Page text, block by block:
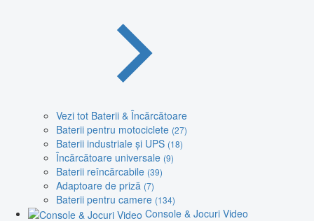
Vezi tot Baterii & Încărcătoare
Baterii pentru motociclete (27)
Baterii industriale și UPS (18)
Încărcătoare universale (9)
Baterii reîncărcabile (39)
Adaptoare de priză (7)
Baterii pentru camere (134)
Console & Jocuri Video